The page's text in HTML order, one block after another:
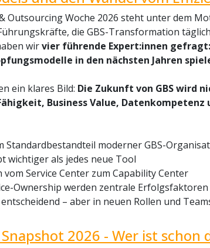
Outsourcing Woche 2026 steht unter dem
die GBS-Transformation
wirvier führende Expert:innen
in den nächsten Jahren
ein klares Bild: Die Zukunft von GBS wird
Business Value,
Standardbestandteil moderner GBS-
wichtiger als jedes neue Tool
vom Service Center zum Capability Center
Ownership werden zentrale Erfolgsfaktoren
– aber in neuen Rollen und
2026 - Wer ist schon